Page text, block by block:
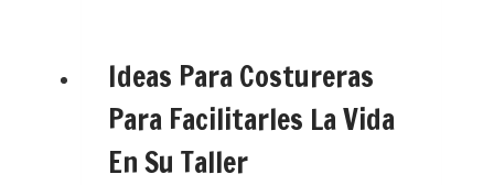
Ideas Para Costureras
Para Facilitarles La Vida
En Su Taller